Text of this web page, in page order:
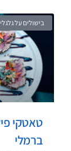
בישולים על
טאטקי
ברמלי